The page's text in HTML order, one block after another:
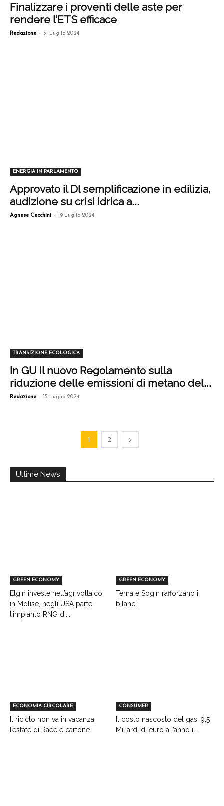
Finalizzare i proventi delle aste per
rendere l’ETS efficace
Redazione - 31 Luglio 2024
ENERGIA IN PARLAMENTO
Approvato il Dl semplificazione in edilizia,
audizione su crisi idrica a...
Agnese Cecchini - 19 Luglio 2024
TRANSIZIONE ECOLOGICA
In GU il nuovo Regolamento sulla
riduzione delle emissioni di metano del...
Redazione - 15 Luglio 2024
1 2
Ultime News
GREEN ECONOMY
Elgin investe nell’agrivoltaico
in Molise, negli USA parte
l’impianto RNG di...
GREEN ECONOMY
Terna e Sogin rafforzano i
bilanci
ECONOMIA CIRCOLARE
Il riciclo non va in vacanza,
l’estate di Raee e cartone
CONSUMER
Il costo nascosto del gas: 9,5
Miliardi di euro all’anno il...